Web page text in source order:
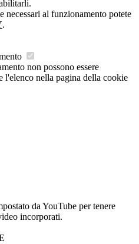
necessari al funzionamento potete
.
non possono essere
l'elenco nella pagina della cookie
da YouTube per tenere
incorporati.